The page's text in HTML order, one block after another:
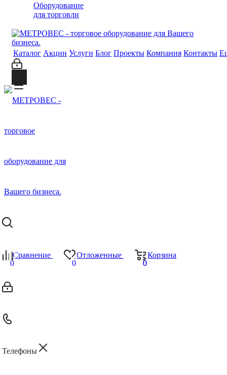
Оборудование
для торговли
Каталог Акции Услуги Блог Проекты Компания Контакты
Сравнение
0
Отложенные
0
Корзина
0
0
Телефоны